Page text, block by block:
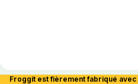
Froggit est fièrement fabriqué avec